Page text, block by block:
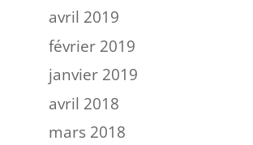
avril 2019
février 2019
janvier 2019
avril 2018
mars 2018